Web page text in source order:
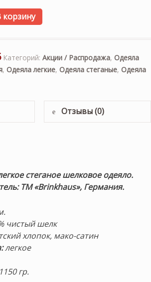
«MANDARIN» 200×220см. Легкое
корзину
Категорий: Акции / Распродажа, Одеяла
, Одеяла легкие, Одеяла стеганые, Одеяла
Отзывы (0)
стеганое шелковое одеяло.
ТМ «Brinkhaus», Германия.
чистый шелк
хлопок, мако-сатин
легкое
1150 гр.